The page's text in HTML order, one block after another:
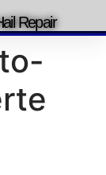
Repair